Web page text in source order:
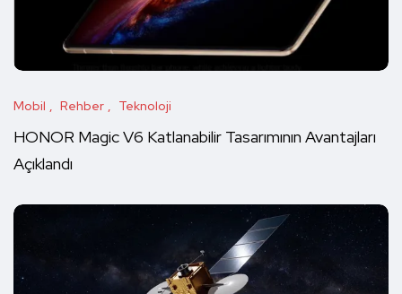
Mobil Rehber Teknoloji
HONOR Magic V6 Katlanabilir Tasarımının Avantajları
Açıklandı